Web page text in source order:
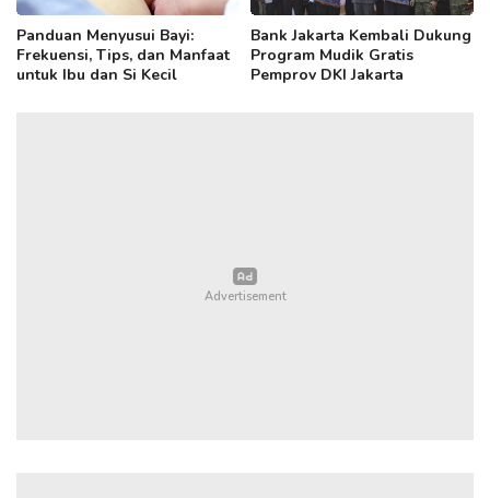
Panduan Menyusui Bayi:
Frekuensi, Tips, dan Manfaat
untuk Ibu dan Si Kecil
Bank Jakarta Kembali Dukung
Program Mudik Gratis
Pemprov DKI Jakarta